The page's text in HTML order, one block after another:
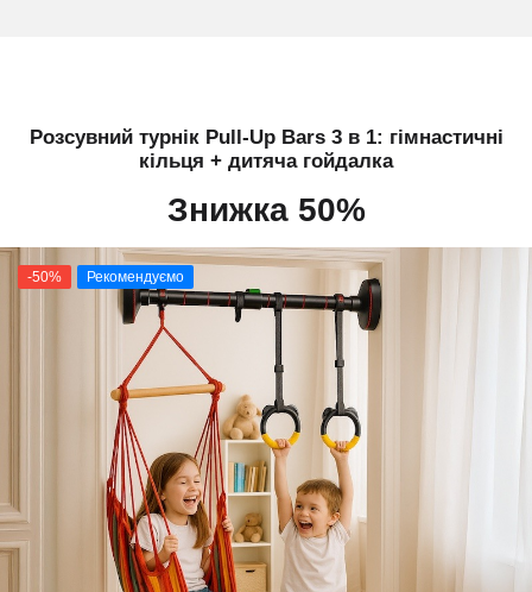
Розсувний турнік Pull-Up Bars 3 в 1: гімнастичні
кільця + дитяча гойдалка
Знижка 50%
-50% Рекомендуємо